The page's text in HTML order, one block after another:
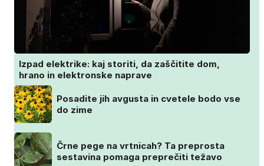
Izpad elektrike: kaj storiti, da zaščitite dom,
hrano in elektronske naprave
Posadite jih avgusta in cvetele bodo vse
do zime
Črne pege na vrtnicah? Ta preprosta
sestavina pomaga preprečiti težavo